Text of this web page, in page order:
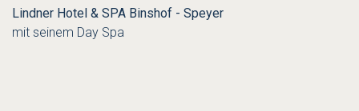
Lindner Hotel & SPA Binshof - Speyer
mit seinem Day Spa